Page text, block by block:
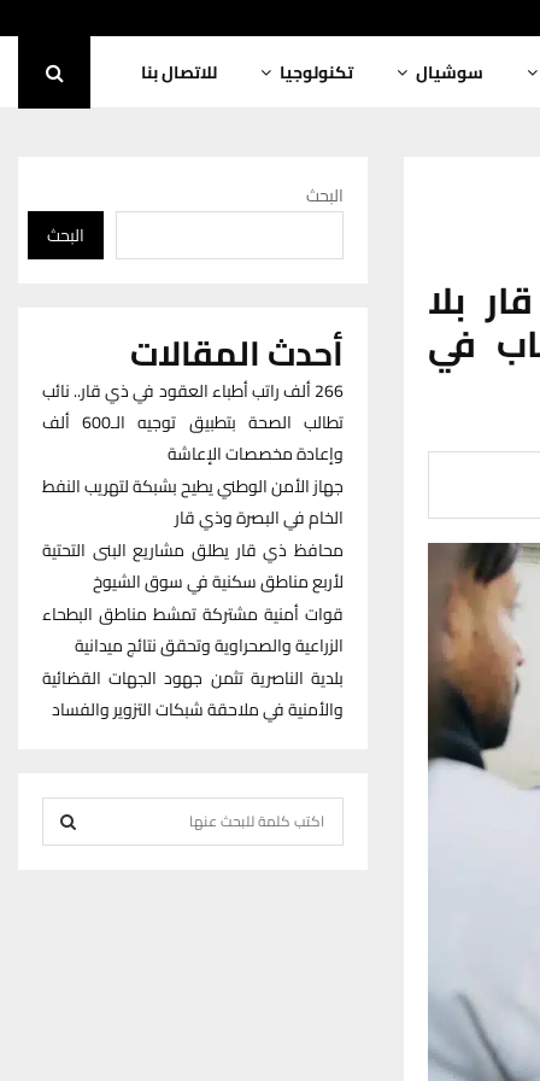
سوشيال تكنولوجيا للاتصال بنا
بلا
آلاف مصاب في
البحث
البحث
أحدث المقالات
266 ألف راتب أطباء العقود في ذي قار.. نائب
تطالب الصحة بتطبيق توجيه الـ600 ألف
وإعادة مخصصات الإعاشة
جهاز الأمن الوطني يطيح بشبكة لتهريب النفط
الخام في البصرة وذي قار
محافظ ذي قار يطلق مشاريع البنى التحتية
لأربع مناطق سكنية في سوق الشيوخ
قوات أمنية مشتركة تمشط مناطق البطحاء
الزراعية والصحراوية وتحقق نتائج ميدانية
بلدية الناصرية تثمن جهود الجهات القضائية
والأمنية في ملاحقة شبكات التزوير والفساد
e